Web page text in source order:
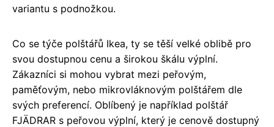
variantu s podnožkou.
Co se týče polštářů Ikea, ty se těší velké oblibě pro
svou dostupnou cenu a širokou škálu výplní.
Zákazníci si mohou vybrat mezi peřovým,
paměťovým, nebo mikrovláknovým polštářem dle
svých preferencí. Oblíbený je například polštář
FJÄDRAR s peřovou výplní, který je cenově dostupný